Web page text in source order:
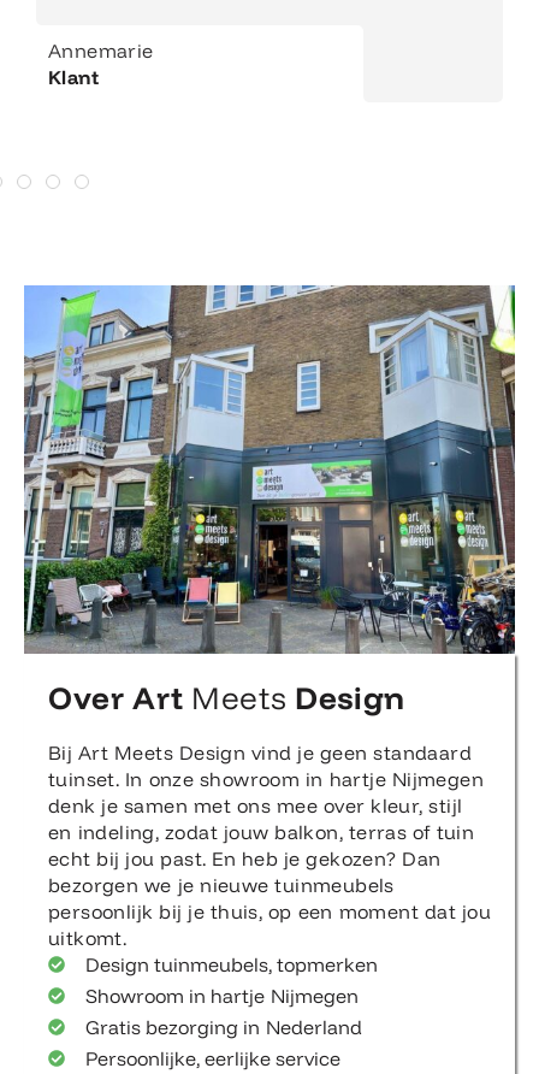
Annemarie
Klant
Over Art Meets Design
Bij Art Meets Design vind je geen standaard
tuinset. In onze showroom in hartje Nijmegen
denk je samen met ons mee over kleur, stijl
en indeling, zodat jouw balkon, terras of tuin
echt bij jou past. En heb je gekozen? Dan
bezorgen we je nieuwe tuinmeubels
persoonlijk bij je thuis, op een moment dat jou
uitkomt.
Design tuinmeubels, topmerken
Showroom in hartje Nijmegen
Gratis bezorging in Nederland
Persoonlijke, eerlijke service